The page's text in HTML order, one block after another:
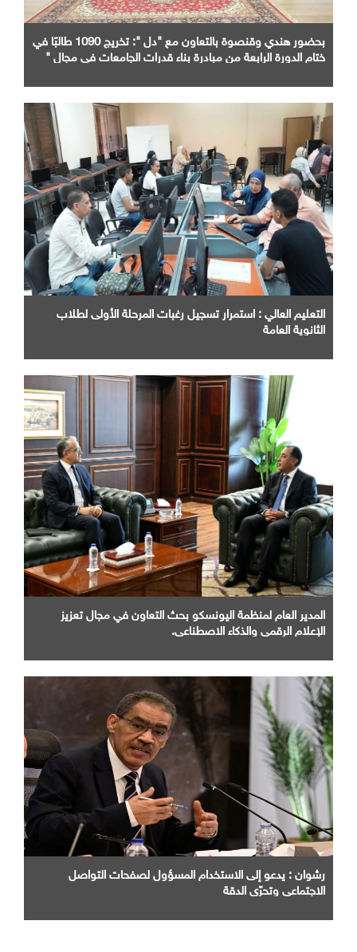
بحضور هندي وقنصوة بالتعاون مع "دل ": تخريج 1090 طالبًا في
ختام الدورة الرابعة من مبادرة بناء قدرات الجامعات في مجال "
التعليم العالي : استمرار تسجيل رغبات المرحلة الأولى لطلاب
الثانوية العامة
المدير العام لمنظمة اليونسكو بحث التعاون في مجال تعزيز
الإعلام الرقمي والذكاء الاصطناعي.
رشوان : يدعو إلى الاستخدام المسؤول لصفحات التواصل
الاجتماعي وتحرّي الدقة